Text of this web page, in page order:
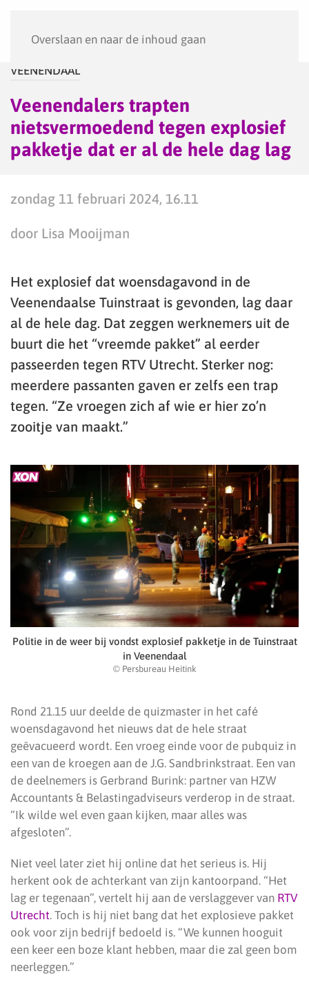
Overslaan en naar de inhoud gaan
VEENENDAAL
Veenendalers trapten
nietsvermoedend tegen explosief
pakketje dat er al de hele dag lag
zondag 11 februari 2024, 16.11
door Lisa Mooijman
Het explosief dat woensdagavond in de
Veenendaalse Tuinstraat is gevonden, lag daar
al de hele dag. Dat zeggen werknemers uit de
buurt die het “vreemde pakket” al eerder
passeerden tegen RTV Utrecht. Sterker nog:
meerdere passanten gaven er zelfs een trap
tegen. “Ze vroegen zich af wie er hier zo’n
zooitje van maakt.”
Politie in de weer bij vondst explosief pakketje in de Tuinstraat
in Veenendaal
© Persbureau Heitink
Rond 21.15 uur deelde de quizmaster in het café
woensdagavond het nieuws dat de hele straat
geëvacueerd wordt. Een vroeg einde voor de pubquiz in
een van de kroegen aan de J.G. Sandbrinkstraat. Een van
de deelnemers is Gerbrand Burink: partner van HZW
Accountants & Belastingadviseurs verderop in de straat.
“Ik wilde wel even gaan kijken, maar alles was
afgesloten”.
Niet veel later ziet hij online dat het serieus is. Hij
herkent ook de achterkant van zijn kantoorpand. “Het
lag er tegenaan”, vertelt hij aan de verslaggever van RTV
Utrecht. Toch is hij niet bang dat het explosieve pakket
ook voor zijn bedrijf bedoeld is. “We kunnen hooguit
een keer een boze klant hebben, maar die zal geen bom
neerleggen.”